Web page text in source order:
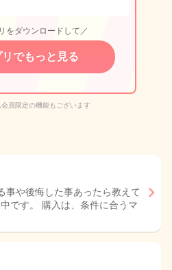
をダウンロードして／
でもっと見る
員限定の機能もございます
事や後悔した事あったら教えて
です。 購入は、条件に合うマ